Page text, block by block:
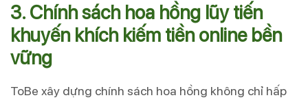
3. Chính sách hoa hồng lũy tiến
khuyến khích kiếm tiền online bền
vững
ToBe xây dựng chính sách hoa hồng không chỉ hấp